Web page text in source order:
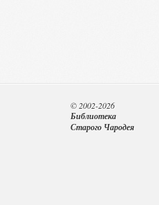
© 2002-2026
Библиотека
Старого Чародея